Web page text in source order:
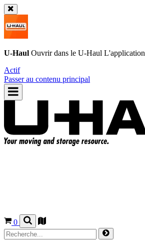
U-Haul Ouvrir dans le U-Haul L'application
Actif
Passer au contenu principal
0